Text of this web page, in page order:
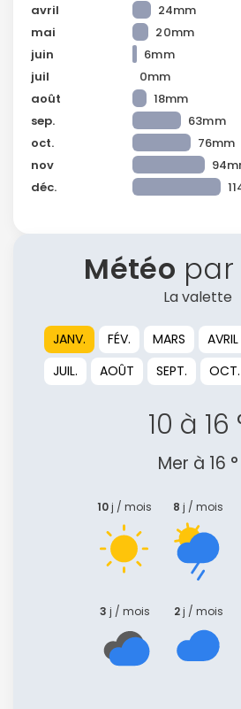
avril
24mm
mai
20mm
juin
6mm
juil
0mm
août
18mm
sep.
63mm
oct.
76mm
nov
déc.
Météo
La valette
JANV. FÉV. MARS AVRIL
JUIL.
AOÛT SEPT. OCT.
10 à 16
Mer à 16 °
10j / mois 8 j / mois
3 j / mois 2j / mois